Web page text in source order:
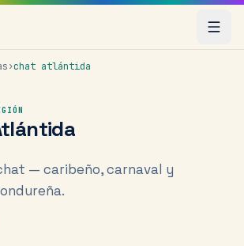
principal
›chat atlántida
— caribeño, carnaval y